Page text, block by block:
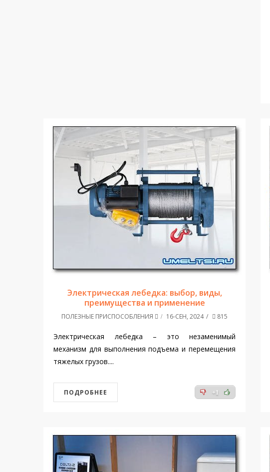
Электрическая лебедка: выбор, виды,
преимущества и применение
ПОЛЕЗНЫЕ ПРИСПОСОБЛЕНИЯ 16-СЕН, 2024 815
Электрическая лебедка – это незаменимый
механизм для выполнения подъема и перемещения
тяжелых грузов....
+1
ПОДРОБНЕЕ